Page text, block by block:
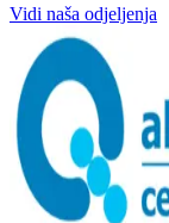
Vidi naša odjeljenja